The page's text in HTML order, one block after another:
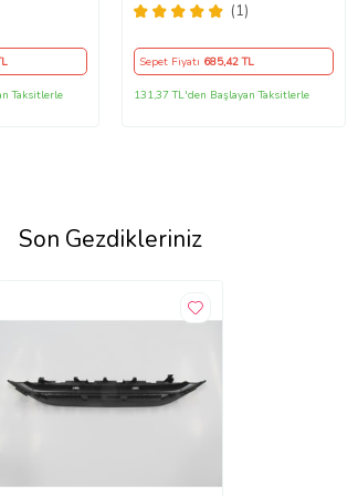
Taksitlerle
(SENSÖRLÜ) P.ÇELİK
(1)
Sepet Fiyatı 685,42 TL
131,37 TL'den Başlayan Taksitlerle
Son Gezdikleriniz